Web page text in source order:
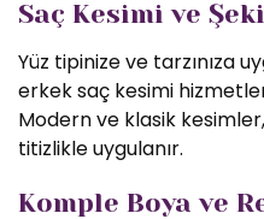
Saç Kesimi ve
Yüz tipinize ve tarzınıza
erkek saç kesimi
Modern ve klasik
titizlikle uygulanır.
Komple Boya ve